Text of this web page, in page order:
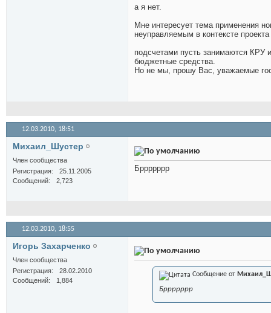
а я нет.
Мне интересует тема применения
неуправляемым в контексте
подсчетами пусть занимаются КРУ
бюджетные средства.
Но не мы, прошу Вас, уважаемые
12.03.2010, 18:51
Михаил_Шустер
Член сообщества
Регистрация
25.11.2005
Сообщений
2,723
Бррррррр
12.03.2010, 18:55
Игорь Захарченко
Член сообщества
Регистрация
28.02.2010
Сообщений
1,884
Сообщение от
Бррррррр